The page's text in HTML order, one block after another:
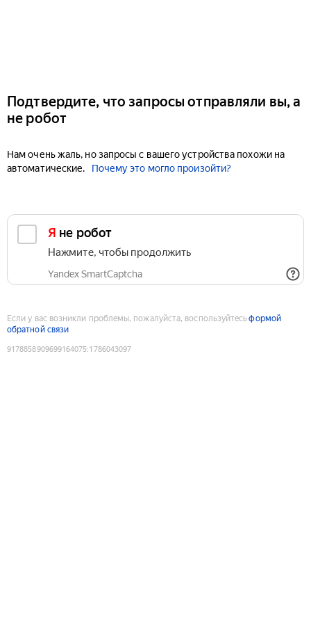
Подтвердите, что запросы отправляли вы, а
не робот
Нам очень жаль, но запросы с вашего устройства похожи на
автоматические.
Почему это могло произойти?
Я не робот
Нажмите, чтобы продолжить
Yandex SmartCaptcha
Если у вас возникли проблемы, пожалуйста, воспользуйтесьформой
обратной связи
9178858909699164075:1786043097